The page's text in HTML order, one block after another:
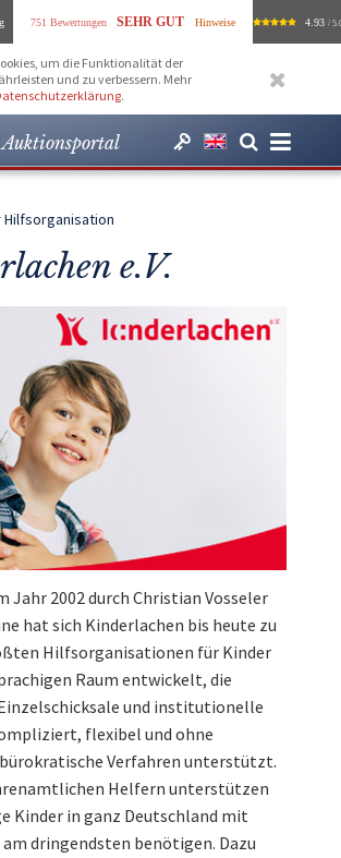
751 Bewertungen SEHR GUT Hinweise 4.93 /
um die Funktionalität der
und zu verbessern. Mehr
.
Auktionsportal
Hilfsorganisation
e.V.
Jahr 2002 durch Christian Vosseler
hat sich Kinderlachen bis heute zu
Hilfsorganisationen für Kinder
Raum entwickelt, die
und institutionelle
flexibel und ohne
Verfahren unterstützt.
Helfern unterstützen
Kinder in ganz Deutschland mit
am dringendsten benötigen. Dazu